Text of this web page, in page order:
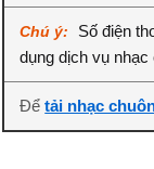
Chú ý:
Số điện
dụng dịch vụ
Đểtải nhạc